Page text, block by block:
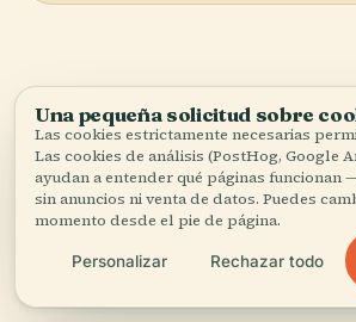
More inLahore.
72 lugares por descubrir — unos
pena combinar.
PLACE
Badshahi
Masjid
PLACE
PLACE
Mezquita de
Wazir Khan
PLACE
Una pequeña solicitud sobre
Las cookies estrictamente necesarias
Las cookies de análisis (PostHog, Google
ayudan a entender qué páginas funcionan
sin anuncios ni venta de datos. Puedes
momento desde el pie de página.
Personalizar Rechazar todo